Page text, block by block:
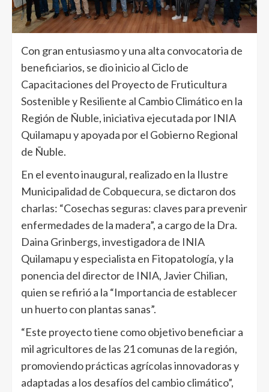
Con gran entusiasmo y una alta convocatoria de
beneficiarios, se dio inicio al Ciclo de
Capacitaciones del Proyecto de Fruticultura
Sostenible y Resiliente al Cambio Climático en la
Región de Ñuble, iniciativa ejecutada por INIA
Quilamapu y apoyada por el Gobierno Regional
de Ñuble.
En el evento inaugural, realizado en la Ilustre
Municipalidad de Cobquecura, se dictaron dos
charlas: “Cosechas seguras: claves para prevenir
enfermedades de la madera”, a cargo de la Dra.
Daina Grinbergs, investigadora de INIA
Quilamapu y especialista en Fitopatología, y la
ponencia del director de INIA, Javier Chilian,
quien se refirió a la “Importancia de establecer
un huerto con plantas sanas”.
“Este proyecto tiene como objetivo beneficiar a
mil agricultores de las 21 comunas de la región,
promoviendo prácticas agrícolas innovadoras y
adaptadas a los desafíos del cambio climático”,